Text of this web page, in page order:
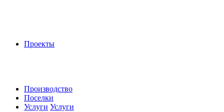
Проекты
Производство
Поселки
Услуги Услуги